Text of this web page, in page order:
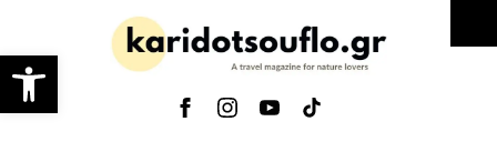
Ανοίξτε τη γραμμή εργαλείων